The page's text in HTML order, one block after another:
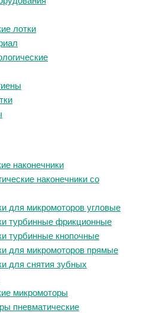
лотки
наконечники
наконечники со
для микромоторов угловые
турбинные фрикционные
турбинные кнопочные
для микромоторов прямые
для снятия зубных
микромоторы
пневматические